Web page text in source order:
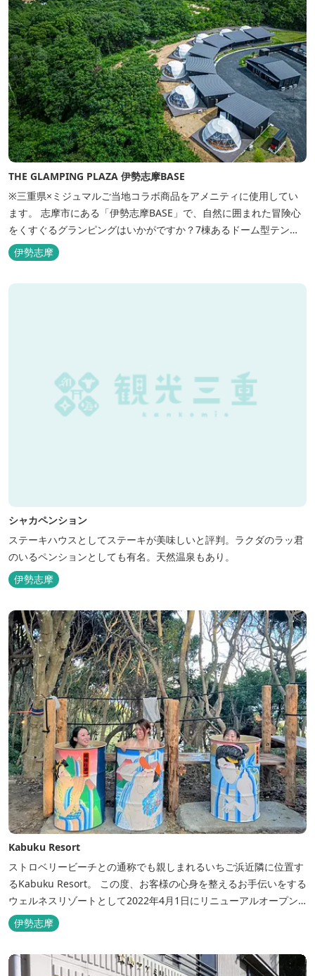
THE GLAMPING PLAZA 伊勢志摩BASE
※三重県×ミジュマルご当地コラボ商品をアメニティに使用してい
ます。 志摩市にある「伊勢志摩BASE」で、自然に囲まれた冒険心
をくすぐるグランピングはいかがですか？7棟あるドーム型テント
での宿泊やFREE BARのサービス、伊勢志摩の特産を使ったBBQ
が、楽しいひとときを演出します。温暖な伊勢志摩で、特別なリゾ
伊勢志摩
シャカペンション
ステーキハウスとしてステーキが美味しいと評判。ラクダのラッ君
のいるペンションとしても有名。天然温泉もあり。
伊勢志摩
Kabuku Resort
ストロベリービーチとの通称でも親しまれるいちご浜近隣に位置す
るKabuku Resort。 この度、お客様の心身を整えるお手伝いをする
ウェルネスリゾートとして2022年4月1日にリニューアルオープン
いたしました。 フィンランド式ロウリュテントサウナがご宿泊区画
に1張ずつ付属されたプランが登場。 「ととのう」条件が揃い、さ
らに皆様に楽しんでもらえる空間となりました。 満点の星空の下で
ド...
伊勢志摩